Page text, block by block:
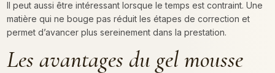
Il peut aussi être intéressant lorsque le temps est contraint. Une
matière qui ne bouge pas réduit les étapes de correction et
permet d’avancer plus sereinement dans la prestation.
Les avantages du gel mousse